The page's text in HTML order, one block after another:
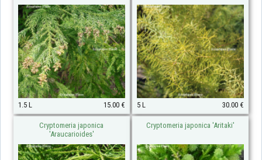
1.5 L 15.00 € 5 L 30.00 €
Cryptomeria japonica
'Araucarioides'
Cryptomeria japonica 'Aritaki'